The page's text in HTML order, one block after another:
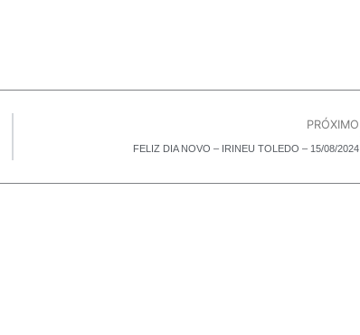
PRÓXIMO
FELIZ DIA NOVO – IRINEU TOLEDO – 15/08/2024